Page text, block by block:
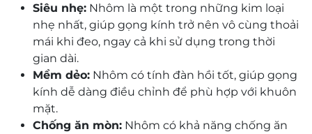
Siêu nhẹ: Nhôm là một trong những kim loại
nhẹ nhất, giúp gọng kính trở nên vô cùng thoải
mái khi đeo, ngay cả khi sử dụng trong thời
gian dài.
Mềm dẻo: Nhôm có tính đàn hồi tốt, giúp gọng
kính dễ dàng điều chỉnh để phù hợp với khuôn
mặt.
Chống ăn mòn: Nhôm có khả năng chống ăn